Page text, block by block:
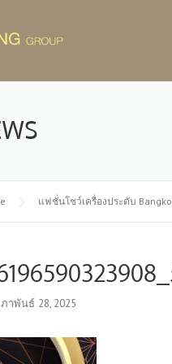
แฟชั่นโชว์เครื่องประดับ
าพันธ์ 28, 2025